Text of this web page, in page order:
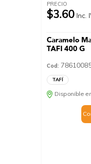
PRECIO
$3.60 Inc.
Caramelo
TAFI 400 G
Cod:
TAFÍ
Disponible